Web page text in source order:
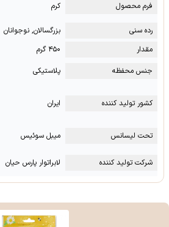
فرم محصول
کرم
رده سنی
بزرگسالان, نوجوانان
مقدار
۴۵۰ گرم
جنس محفظه
پلاستیکی
کشور تولید کننده ایران
تحت لیسانس میبل سوئیس
شرکت تولید کننده لابراتوار پارس حیان